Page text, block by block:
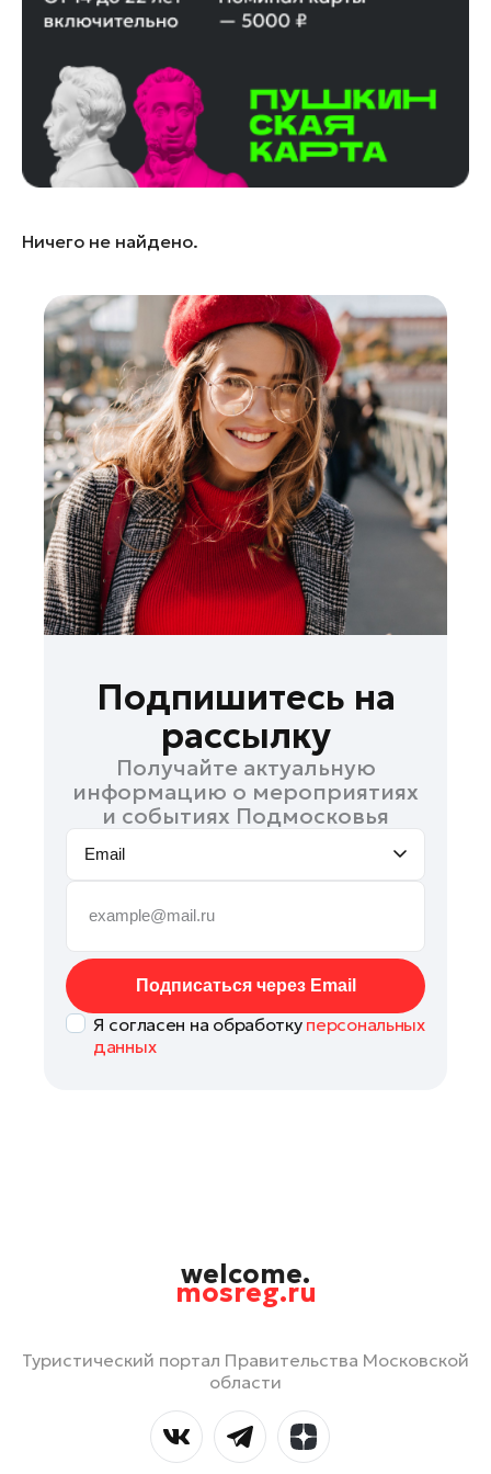
Ленинский округ
Лосино-Петровский
Луховицы
Лыткарино
Люберцы
Мытищи
Орехово-Зуево
Павловский Посад
Подольск
Пушкино
Раменское
Реутов
Рошаль
Руза
Сергиев Посад
Серпухов
Солнечногорск
Талдом
Фрязино
Химки
Черноголовка
Шатура
Электросталь
Ничего не найдено.
Подпишитесь на
рассылку
Получайте актуальную
информацию о мероприятиях
и событиях Подмосковья
Email
Подписаться через Email
Я согласен на обработку персональных
данных
welcome.
mosreg.ru
Туристический портал Правительства Московской
области